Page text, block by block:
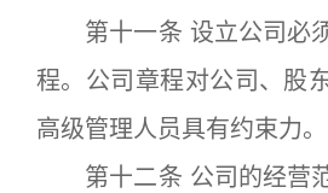
第十一条 设立公司必
程。公司章程对公司、股
高级管理人员具有约束力。
第十二条 公司的经营